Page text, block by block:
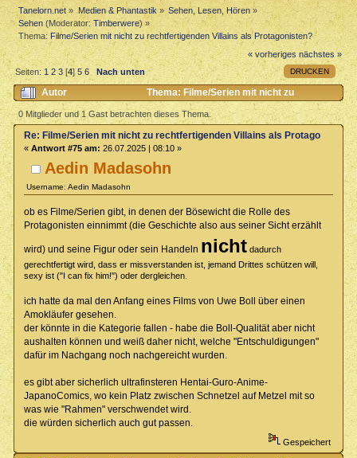
Tanelorn.net » Medien & Phantastik » Sehen, Lesen, Hören »
Sehen (Moderator:Timberwere) »
Thema:Filme/Serien mit nicht zu rechtfertigenden Villains als Protagonisten?
« vorheriges nächstes »
DRUCKEN
Seiten:1 2 3 [4]5 6 Nach unten
Autor
Thema: Filme/Serien mit nicht zu
rechtfertigenden Villains als Protagonisten? (Gelesen 9634 mal)
0 Mitglieder und 1 Gast betrachten dieses Thema.
Aedin Madasohn
Username: Aedin Madasohn
Re: Filme/Serien mit nicht zu rechtfertigenden Villains als Protagonisten?
« Antwort #75 am: 26.07.2025 | 08:10 »
ob es Filme/Serien gibt, in denen der Bösewicht die Rolle des
Protagonisten einnimmt (die Geschichte also aus seiner Sicht erzählt
wird) und seine Figur oder sein Handeln nicht dadurch
gerechtfertigt wird, dass er missverstanden ist, jemand Drittes schützen will,
sexy ist ("I can fix him!") oder dergleichen.
ich hatte da mal den Anfang eines Films von Uwe Boll über einen
Amokläufer gesehen.
der könnte in die Kategorie fallen - habe die Boll-Qualität aber nicht
aushalten können und weiß daher nicht, welche "Entschuldigungen"
dafür im Nachgang noch nachgereicht wurden.
es gibt aber sicherlich ultrafinsteren Hentai-Guro-Anime-
JapanoComics, wo kein Platz zwischen Schnetzel auf Metzel mit so
was wie "Rahmen" verschwendet wird.
die würden sicherlich auch gut passen.
Gespeichert